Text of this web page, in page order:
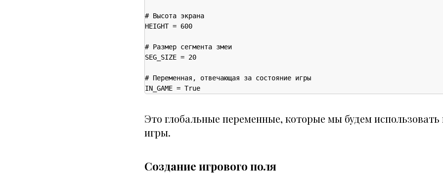
# Высота экрана
HEIGHT = 600
# Размер сегмента змеи
SEG_SIZE = 20
# Переменная, отвечающая за состояние игры
IN_GAME = True
Это глобальные переменные, которые мы будем использовать
игры.
Создание игрового поля